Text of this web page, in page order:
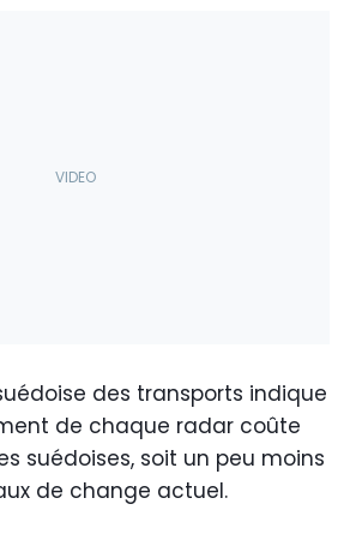
des transports indique
de chaque radar coûte
suédoises, soit un peu moins
de change actuel.